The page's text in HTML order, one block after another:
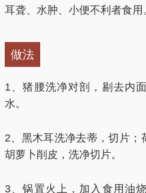
耳聋、水肿、小便不利者食用
做法
1、猪腰洗净对剖，剔去内
水。
2、黑木耳洗净去蒂，切片；
胡萝卜削皮，洗净切片。
3、锅置火上，加入食用油